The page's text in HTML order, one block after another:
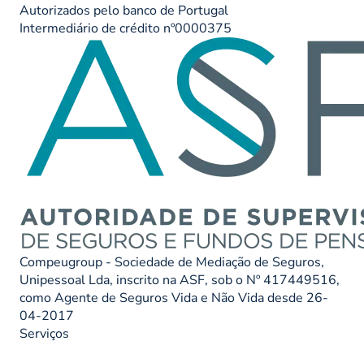
Autorizados pelo banco de Portugal
Intermediário de crédito nº0000375
Compeugroup - Sociedade de Mediação de Seguros,
Unipessoal Lda, inscrito na ASF, sob o Nº 417449516,
como Agente de Seguros Vida e Não Vida desde 26-
04-2017
Serviços